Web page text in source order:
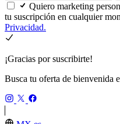
Quiero marketing
tu suscripción en cualquier
Privacidad.
¡Gracias por suscribirte!
Busca tu oferta de bienvenida